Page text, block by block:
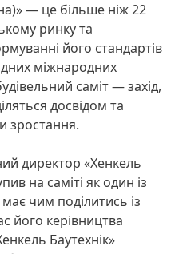
— це більше ніж 22
ринку та
його стандартів
міжнародних
саміт — захід,
досвідом та
зростання.
директор «Хенкель
на саміті як один із
має чим поділитись із
його керівництва
Баутехнік»